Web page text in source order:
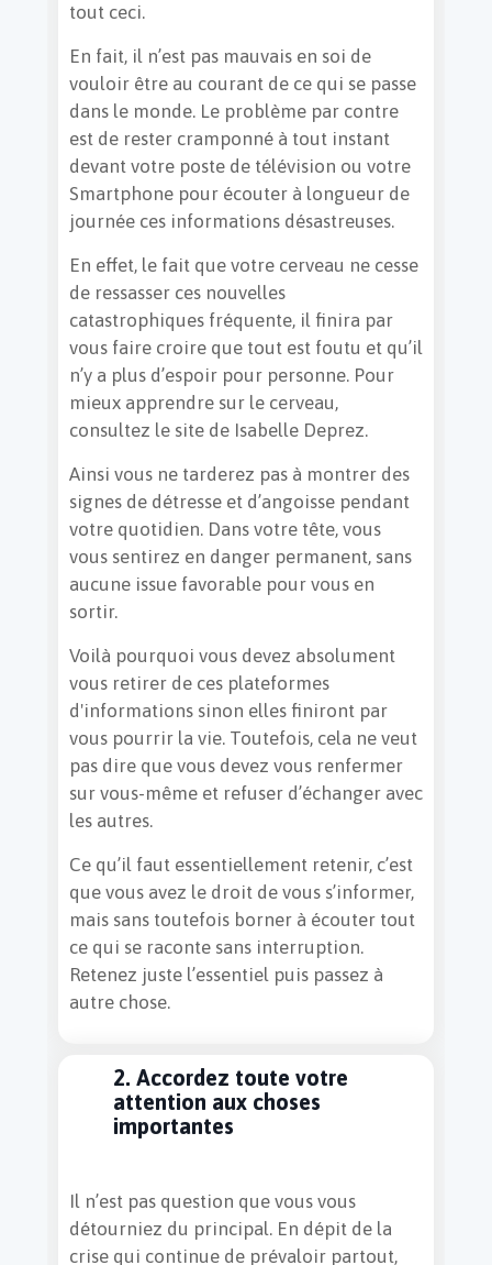
tout ceci.
En fait, il n’est pas mauvais en soi de
vouloir être au courant de ce qui se passe
dans le monde. Le problème par contre
est de rester cramponné à tout instant
devant votre poste de télévision ou votre
Smartphone pour écouter à longueur de
journée ces informations désastreuses.
En effet, le fait que votre cerveau ne cesse
de ressasser ces nouvelles
catastrophiques fréquente, il finira par
vous faire croire que tout est foutu et qu’il
n’y a plus d’espoir pour personne. Pour
mieux apprendre sur le cerveau,
consultez le site de Isabelle Deprez.
Ainsi vous ne tarderez pas à montrer des
signes de détresse et d’angoisse pendant
votre quotidien. Dans votre tête, vous
vous sentirez en danger permanent, sans
aucune issue favorable pour vous en
sortir.
Voilà pourquoi vous devez absolument
vous retirer de ces plateformes
d'informations sinon elles finiront par
vous pourrir la vie. Toutefois, cela ne veut
pas dire que vous devez vous renfermer
sur vous-même et refuser d’échanger avec
les autres.
Ce qu’il faut essentiellement retenir, c’est
que vous avez le droit de vous s’informer,
mais sans toutefois borner à écouter tout
ce qui se raconte sans interruption.
Retenez juste l’essentiel puis passez à
autre chose.
2. Accordez toute votre
attention aux choses
importantes
Il n’est pas question que vous vous
détourniez du principal. En dépit de la
crise qui continue de prévaloir partout,